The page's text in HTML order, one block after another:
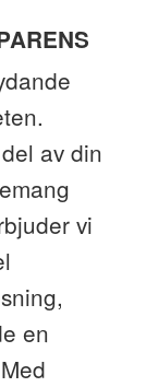
av din
vi
en